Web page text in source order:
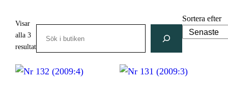
Visar
alla 3
resultatSortera
senaste
Sortera efter